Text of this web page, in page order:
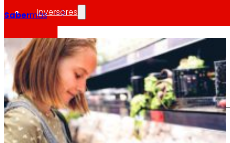
Inversores
Creciendojuntos
Información financiera
3
Sabermás